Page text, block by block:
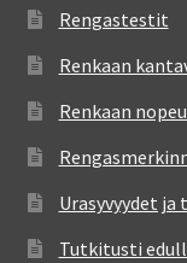
Rengastestit
Renkaan
Renkaan
Urasyvyydet
Tutkitusti